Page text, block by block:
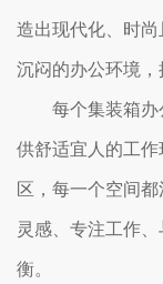
造出现代化、时
沉闷的办公环境，
每个集装箱
供舒适宜人的工
区，每一个空间
灵感、专注工作
衡。